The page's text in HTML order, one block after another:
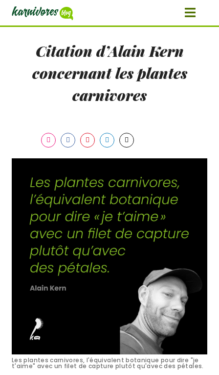
Citation d’Alain Kern
concernant les plantes
carnivores
Share
Instagram
Share
Facebook
Share
Pinterest
Share
LinkedIn
Share
Twitter
Les plantes carnivores, l'équivalent botanique pour dire "je
t'aime" avec un filet de capture plutôt qu'avec des pétales.